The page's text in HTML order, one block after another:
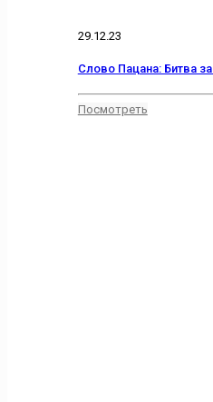
29.12.23
Слово Пацана: Битва
Посмотреть